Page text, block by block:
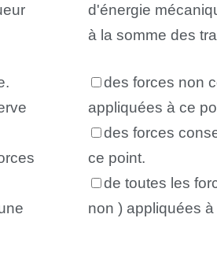
d'énergie
à la somme des
des forces non
appliquées à ce
des forces
ce point.
de toutes les
non ) appliquées